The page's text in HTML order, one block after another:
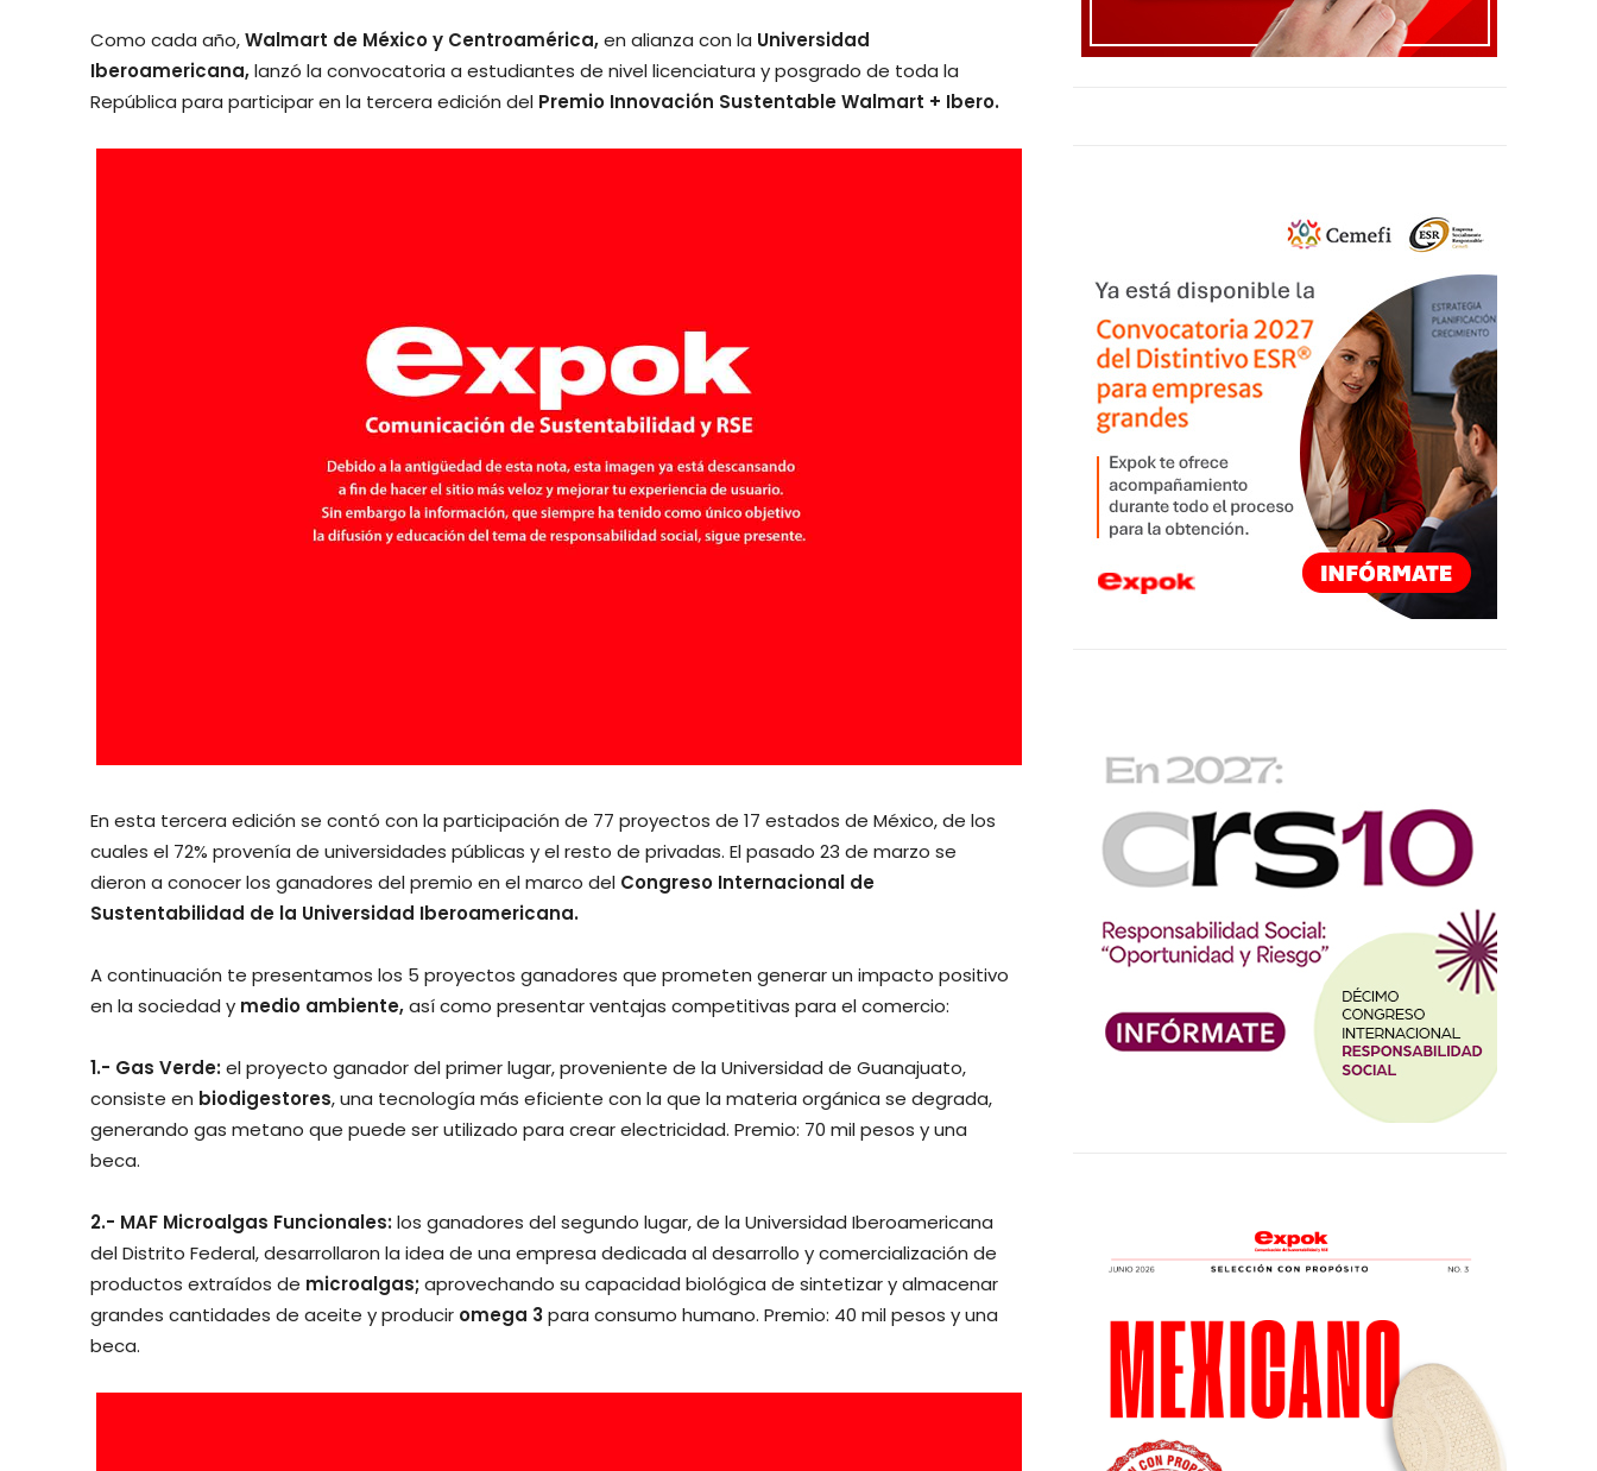
Como cada año,Walmart de México y Centroamérica,en alianza con la Universidad
Iberoamericana,lanzó la convocatoria a estudiantes de nivel licenciatura y posgrado de toda la
República para participar en la tercera edición del Premio Innovación Sustentable Walmart + Ibero.
En esta tercera edición se contó con la participación de 77 proyectos de 17 estados de México, de los
cuales el 72% provenía de universidades públicas y el resto de privadas. El pasado 23 de marzo se
dieron a conocer los ganadores del premio en el marco del Congreso Internacional de
Sustentabilidad de la Universidad Iberoamericana.
A continuación te presentamos los 5 proyectos ganadores que prometen generar un impacto positivo
en la sociedad y medio ambiente,así como presentar ventajas competitivas para el comercio:
1.- Gas Verde:el proyecto ganador del primer lugar, proveniente de la Universidad de Guanajuato,
consiste en biodigestores, una tecnología más eficiente con la que la materia orgánica se degrada,
generando gas metano que puede ser utilizado para crear electricidad. Premio: 70 mil pesos y una
beca.
2.- MAF Microalgas Funcionales:los ganadores del segundo lugar, de la Universidad Iberoamericana
del Distrito Federal, desarrollaron la idea de una empresa dedicada al desarrollo y comercialización de
productos extraídos de microalgas;aprovechando su capacidad biológica de sintetizar y almacenar
grandes cantidades de aceite y producir omega 3 para consumo humano. Premio: 40 mil pesos y una
beca.